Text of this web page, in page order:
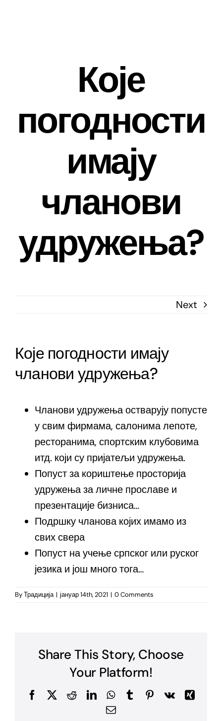
Које
погодности
имају
чланови
удружења?
Next
Које погодности имају
чланови удружења?
Чланови удружења остварују попусте
у свим фирмама, салонима лепоте,
ресторанима, спортским клубовима
итд. који су пријатељи удружења.
Попуст за кориштење просторија
удружења за личне прославе и
презентације бизниса…
Подршку чланова којих имамо из
свих свера
Попуст на учење српског или руског
језика и још много тога…
ByТрадиција | јануар 14th, 2021 | 0 Comments
Share This Story, Choose
Your Platform!
FacebookRedditLinkedInWhatsApp
TumblrPinterest
Vk
Xing
Email